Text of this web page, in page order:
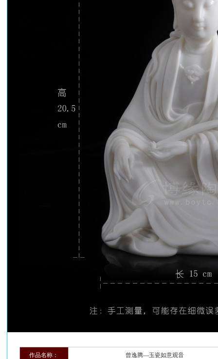
作品名称： 曾逸腾—玉瓷如意观音